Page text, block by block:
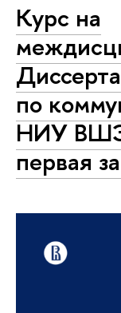
Курс на
по
НИУ ВШЭ
первая